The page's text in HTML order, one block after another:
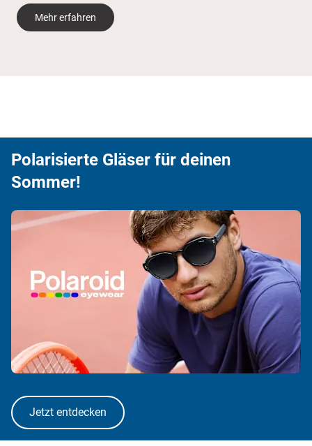
Mehr erfahren
Polarisierte Gläser für deinen
Sommer!
Jetzt entdecken